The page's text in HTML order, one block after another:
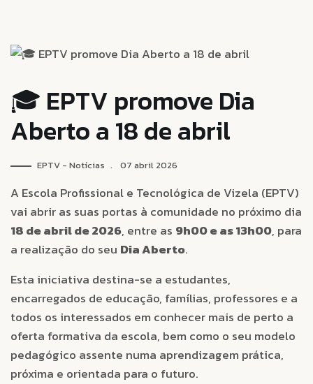
🎓 EPTV promove Dia
Aberto a 18 de abril
EPTV - Notícias 07 abril 2026
A Escola Profissional e Tecnológica de Vizela (EPTV)
vai abrir as suas portas à comunidade no próximo dia
18 de abril de 2026, entre as 9h00 e as 13h00, para
a realização do seu Dia Aberto.
Esta iniciativa destina-se a estudantes,
encarregados de educação, famílias, professores e a
todos os interessados em conhecer mais de perto a
oferta formativa da escola, bem como o seu modelo
pedagógico assente numa aprendizagem prática,
próxima e orientada para o futuro.